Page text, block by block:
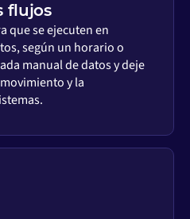
flujos
que se ejecuten en
según un horario o
manual de datos y deje
y la